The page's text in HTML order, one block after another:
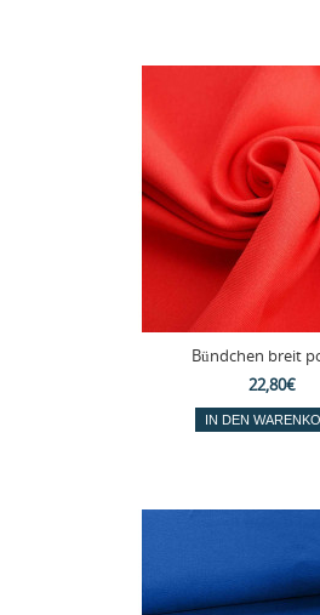
Bündchen breit
22,80€